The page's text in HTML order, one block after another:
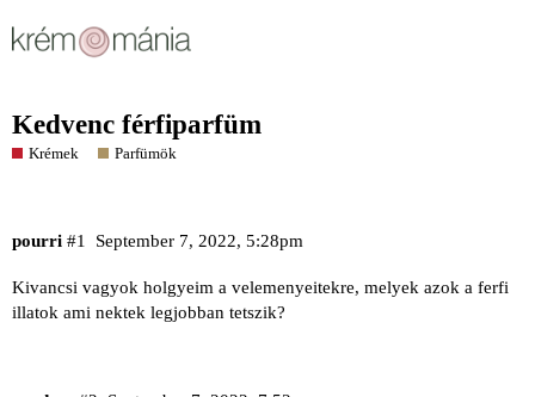
Kedvenc férfiparfüm
Krémek Parfümök
pourri September 7, 2022, 5:28pm
#1
Kivancsi vagyok holgyeim a velemenyeitekre, melyek azok a ferfi
illatok ami nektek legjobban tetszik?